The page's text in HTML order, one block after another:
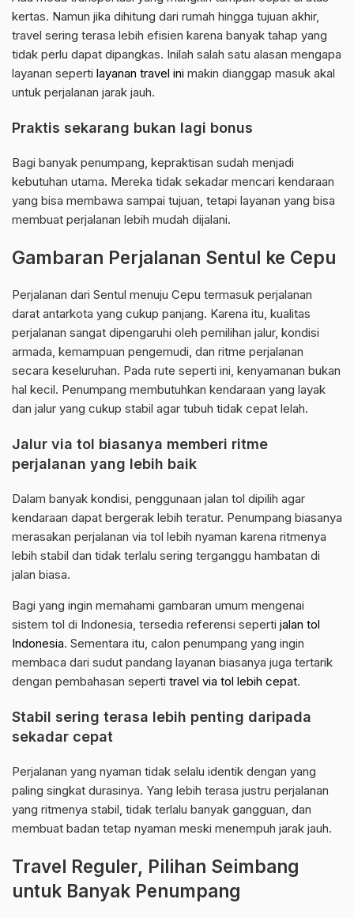
kertas. Namun jika dihitung dari rumah hingga tujuan akhir,
travel sering terasa lebih efisien karena banyak tahap yang
tidak perlu dapat dipangkas. Inilah salah satu alasan mengapa
layanan seperti layanan travel ini makin dianggap masuk akal
untuk perjalanan jarak jauh.
Praktis sekarang bukan lagi bonus
Bagi banyak penumpang, kepraktisan sudah menjadi
kebutuhan utama. Mereka tidak sekadar mencari kendaraan
yang bisa membawa sampai tujuan, tetapi layanan yang bisa
membuat perjalanan lebih mudah dijalani.
Gambaran Perjalanan Sentul ke Cepu
Perjalanan dari Sentul menuju Cepu termasuk perjalanan
darat antarkota yang cukup panjang. Karena itu, kualitas
perjalanan sangat dipengaruhi oleh pemilihan jalur, kondisi
armada, kemampuan pengemudi, dan ritme perjalanan
secara keseluruhan. Pada rute seperti ini, kenyamanan bukan
hal kecil. Penumpang membutuhkan kendaraan yang layak
dan jalur yang cukup stabil agar tubuh tidak cepat lelah.
Jalur via tol biasanya memberi ritme
perjalanan yang lebih baik
Dalam banyak kondisi, penggunaan jalan tol dipilih agar
kendaraan dapat bergerak lebih teratur. Penumpang biasanya
merasakan perjalanan via tol lebih nyaman karena ritmenya
lebih stabil dan tidak terlalu sering terganggu hambatan di
jalan biasa.
Bagi yang ingin memahami gambaran umum mengenai
sistem tol di Indonesia, tersedia referensi seperti jalan tol
Indonesia. Sementara itu, calon penumpang yang ingin
membaca dari sudut pandang layanan biasanya juga tertarik
dengan pembahasan seperti travel via tol lebih cepat.
Stabil sering terasa lebih penting daripada
sekadar cepat
Perjalanan yang nyaman tidak selalu identik dengan yang
paling singkat durasinya. Yang lebih terasa justru perjalanan
yang ritmenya stabil, tidak terlalu banyak gangguan, dan
membuat badan tetap nyaman meski menempuh jarak jauh.
Travel Reguler, Pilihan Seimbang
untuk Banyak Penumpang